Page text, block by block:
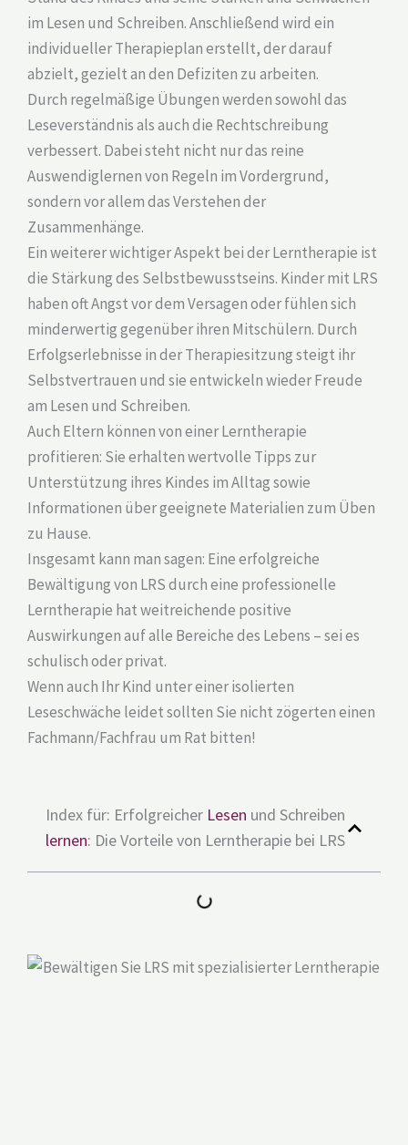
im Lesen und Schreiben. Anschließend wird ein
individueller Therapieplan erstellt, der darauf
abzielt, gezielt an den Defiziten zu arbeiten.
Durch regelmäßige Übungen werden sowohl das
Leseverständnis als auch die Rechtschreibung
verbessert. Dabei steht nicht nur das reine
Auswendiglernen von Regeln im Vordergrund,
sondern vor allem das Verstehen der
Zusammenhänge.
Ein weiterer wichtiger Aspekt bei der Lerntherapie ist
die Stärkung des Selbstbewusstseins. Kinder mit LRS
haben oft Angst vor dem Versagen oder fühlen sich
minderwertig gegenüber ihren Mitschülern. Durch
Erfolgserlebnisse in der Therapiesitzung steigt ihr
Selbstvertrauen und sie entwickeln wieder Freude
am Lesen und Schreiben.
Auch Eltern können von einer Lerntherapie
profitieren: Sie erhalten wertvolle Tipps zur
Unterstützung ihres Kindes im Alltag sowie
Informationen über geeignete Materialien zum Üben
zu Hause.
Insgesamt kann man sagen: Eine erfolgreiche
Bewältigung von LRS durch eine professionelle
Lerntherapie hat weitreichende positive
Auswirkungen auf alle Bereiche des Lebens – sei es
schulisch oder privat.
Wenn auch Ihr Kind unter einer isolierten
Leseschwäche leidet sollten Sie nicht zögerten einen
Fachmann/Fachfrau um Rat bitten!
Index für: Erfolgreicher Lesen und Schreiben
lernen: Die Vorteile von Lerntherapie bei LRS